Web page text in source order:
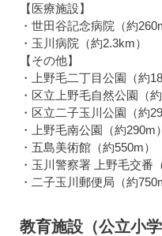
【医療施設】
・世田谷記念病院（約
・玉川病院（約2.3km）
【その他】
・上野毛二丁目公園（約
・区立上野毛自然公園（約
・区立二子玉川公園（約
・上野毛南公園（約290m）
・五島美術館（約550m）
・玉川警察署 上野毛交番
・二子玉川郵便局（約
教育施設（公立小